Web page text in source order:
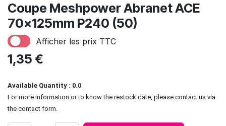
Coupe Meshpower Abranet ACE
70x125mm P240 (50)
Afficher les prix TTC
1,35 €
Available Quantity : 0.0
For more information or to know the restock date, please contact us via
the contact form.